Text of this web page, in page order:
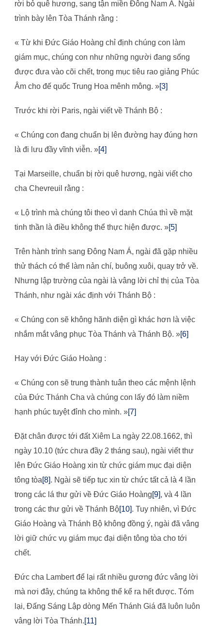
rời bỏ quê hương, sang tận miền Đông Nam Á. Ngài
trình bày lên Tòa Thánh rằng :
« Từ khi Đức Giáo Hoàng chỉ định chúng con làm
giám mục, chúng con như những người đang sống
được đưa vào cõi chết, trong mục tiêu rao giảng Phúc
Âm cho đế quốc Trung Hoa mênh mông. »[3]
Trước khi rời Paris, ngài viết về Thánh Bộ :
« Chúng con đang chuẩn bị lên đường hay đúng hơn
là đi lưu đầy vĩnh viễn. »[4]
Tại Marseille, chuẩn bị rời quê hương, ngài viết cho
cha Chevreuil rằng :
« Lộ trình mà chúng tôi theo vì danh Chúa thì về mặt
tinh thần là điều không thể thực hiện được. »[5]
Trên hành trình sang Đông Nam Á, ngài đã gặp nhiều
thử thách có thể làm nản chí, buông xuôi, quay trở về.
Nhưng lập trường của ngài là vâng lời chỉ thị của Tòa
Thánh, như ngài xác định với Thánh Bộ :
« Chúng con sẽ không hãnh diện gì khác hơn là việc
nhắm mắt vâng phục Tòa Thánh và Thánh Bộ. »[6]
Hay với Đức Giáo Hoàng :
« Chúng con sẽ trung thành tuân theo các mệnh lệnh
của Đức Thánh Cha và chúng con lấy đó làm niềm
hạnh phúc tuyệt đỉnh cho mình. »[7]
Đặt chân được tới đất Xiêm La ngày 22.08.1662, thì
ngày 10.10 (tức chưa đầy 2 tháng sau), ngài viết thư
lên Đức Giáo Hoàng xin từ chức giám mục đại diện
tông tòa[8]. Ngài sẽ tiếp tục xin từ chức tất cả là 4 lần
trong các lá thư gửi về Đức Giáo Hoàng[9], và 4 lần
trong các thư gửi về Thánh Bộ[10]. Tuy nhiên, vì Đức
Giáo Hoàng và Thánh Bộ không đồng ý, ngài đã vâng
lời giữ chức vụ giám mục đại diện tông tòa cho tới
chết.
Đức cha Lambert để lại rất nhiều gương đức vâng lời
mà nơi đây, chúng ta không thể kể ra hết được. Tóm
lại, Đấng Sáng Lập dòng Mến Thánh Giá đã luôn luôn
vâng lời Tòa Thánh.[11]